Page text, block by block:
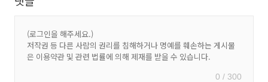
0 / 300